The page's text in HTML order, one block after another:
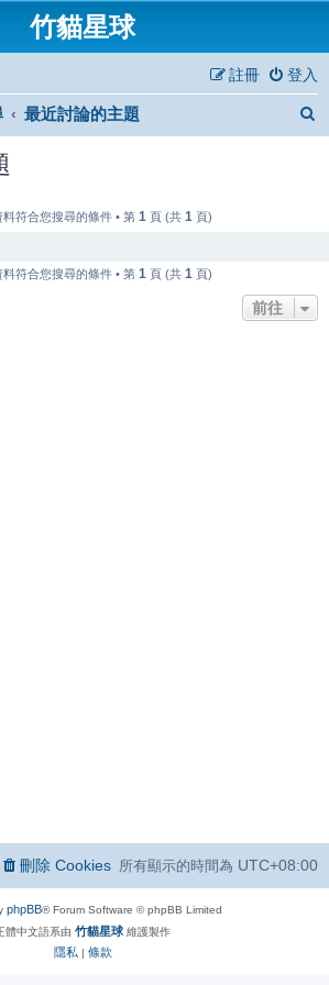
竹貓星球
登入
註冊
最近討論的主題
料符合您搜尋的條件 • 第 1 頁 (共 1 頁)
料符合您搜尋的條件 • 第 1 頁 (共 1 頁)
前往
所有顯示的時間為 UTC+08:00
刪除 Cookies
phpBB® Forum Software © phpBB Limited
體中文語系由 竹貓星球 維護製作
隱私 | 條款